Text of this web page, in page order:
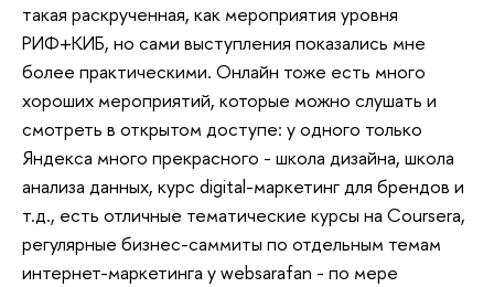
такая раскрученная, как мероприятия уровня
РИФ+КИБ, но сами выступления показались мне
более практическими. Онлайн тоже есть много
хороших мероприятий, которые можно слушать и
смотреть в открытом доступе: у одного только
Яндекса много прекрасного - школа дизайна, школа
анализа данных, курс digital-маркетинг для брендов и
т.д., есть отличные тематические курсы на Coursera,
регулярные бизнес-саммиты по отдельным темам
интернет-маркетинга у websarafan - по мере